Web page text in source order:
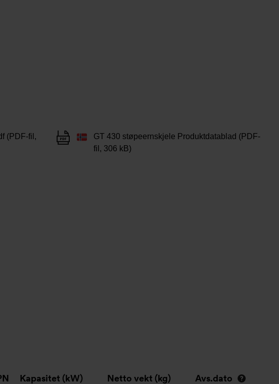
(PDF-fil,
GT 430 støpeernskjele Produktdatablad (PDF-
fil, 306 kB)
Kapasitet (kW) Netto vekt (kg) Avs.dato